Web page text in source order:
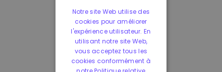
Notre site Web utilise des
cookies pour améliorer
l'expérience utilisateur. En
utilisant notre site Web,
vous acceptez tous les
cookies conformément à
notre Politique relative